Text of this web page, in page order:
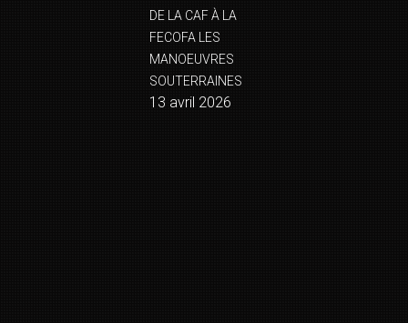
DE LA CAF À LA
FECOFA LES
MANOEUVRES
SOUTERRAINES
13 avril 2026